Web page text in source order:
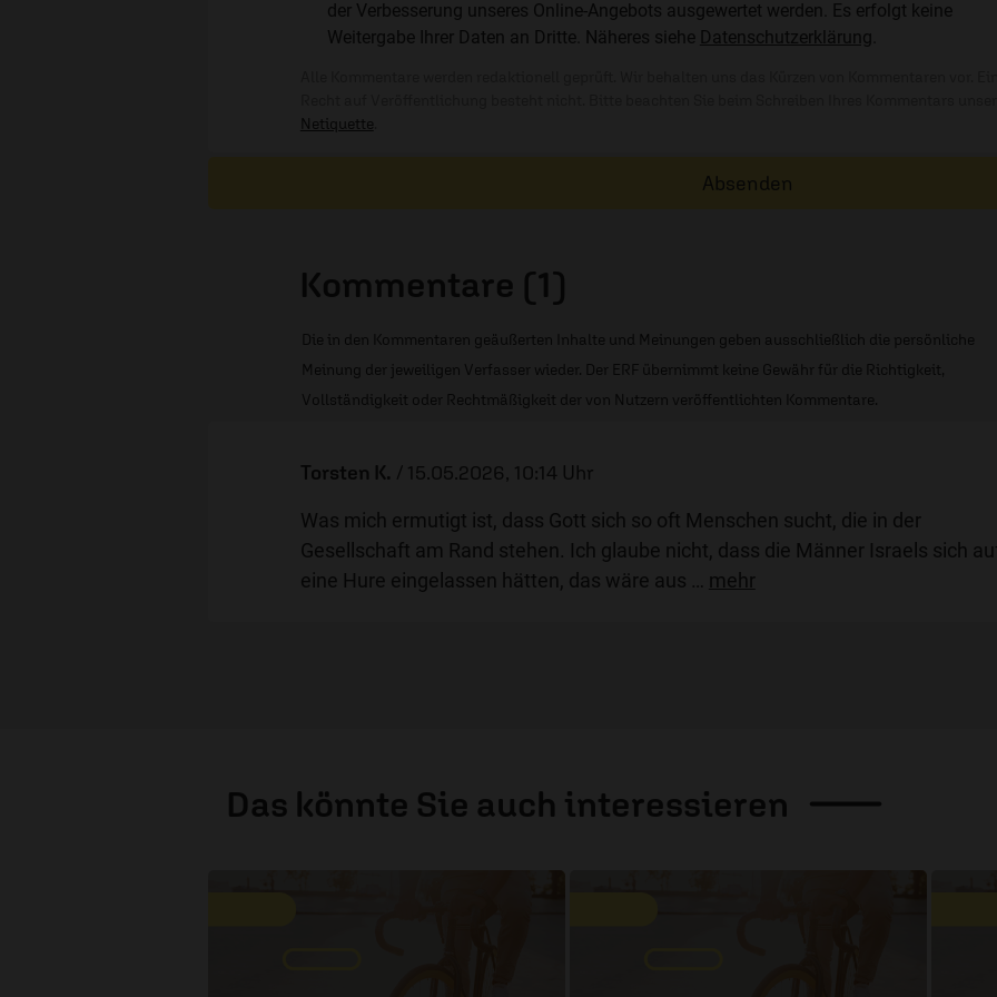
der Verbesserung unseres Online-Angebots ausgewertet werden. Es erfolgt keine
Weitergabe Ihrer Daten an Dritte. Näheres siehe Datenschutzerklärung
Netiquette
Absenden
Kommentare (1)
Die in den Kommentaren geäußerten Inhalte und Meinungen geben ausschließlich die persönliche
Meinung der jeweiligen Verfasser wieder. Der ERF übernimmt keine Gewähr für die Richtigkeit,
Vollständigkeit oder Rechtmäßigkeit der von Nutzern veröffentlichten Kommentare.
Torsten K. / 15.05.2026, 10:14 Uhr
Was mich ermutigt ist, dass Gott sich so oft Menschen sucht, die in der
Gesellschaft am Rand stehen. Ich glaube nicht, dass die Männer Israels sich
eine Hure eingelassen hätten, das wäre aus
mehr
Das könnte Sie auch interessieren